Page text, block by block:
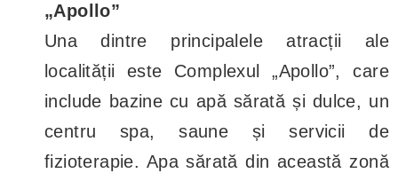
„Apollo”
Una dintre principalele atracții ale
localității este Complexul „Apollo”, care
include bazine cu apă sărată și dulce, un
centru spa, saune și servicii de
fizioterapie. Apa sărată din această zonă